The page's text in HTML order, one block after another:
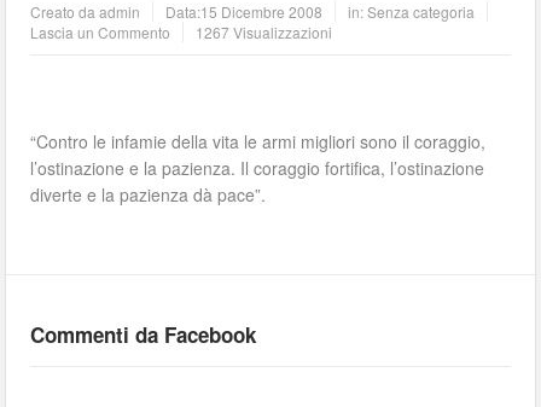
Creato daadmin Data:15 Dicembre 2008
in: Senza categoria
Lascia un Commento
1267 Visualizzazioni
“Contro le infamie della vita le armi migliori sono il coraggio,
l’ostinazione e la pazienza. Il coraggio fortifica, l’ostinazione
diverte e la pazienza dà pace”.
Commenti da Facebook